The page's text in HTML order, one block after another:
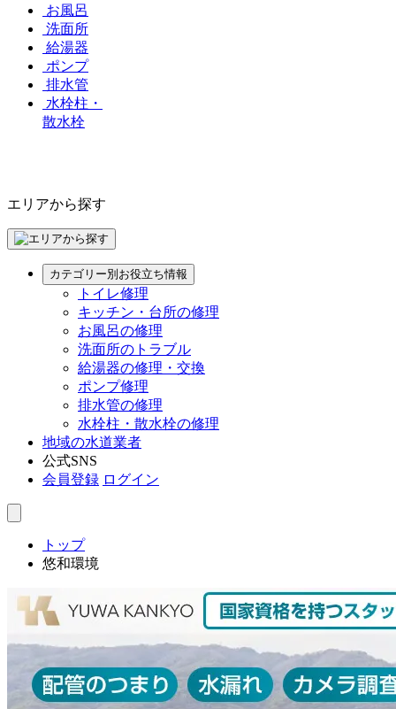
お風呂
洗面所
給湯器
ポンプ
排水管
水栓柱・
散水栓
エリアから探す
カテゴリー別お役立ち情報
トイレ修理
キッチン・台所の修理
お風呂の修理
洗面所のトラブル
給湯器の修理・交換
ポンプ修理
排水管の修理
水栓柱・散水栓の修理
地域の水道業者
公式SNS
会員登録 ログイン
トップ
悠和環境